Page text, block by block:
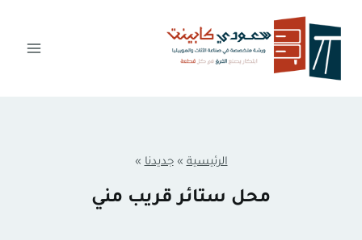
المحتوى
الرئيسية»جديدنا»
محل ستائر قريب مني